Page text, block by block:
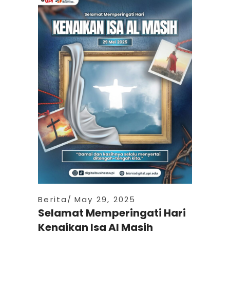
Berita May 29, 2025
Selamat Memperingati Hari
Kenaikan Isa Al Masih